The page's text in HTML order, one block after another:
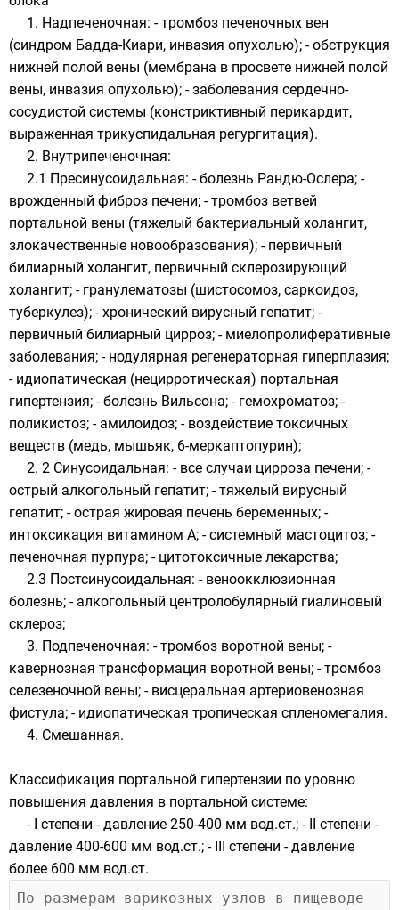
1. Надпеченочная: - тромбоз печеночных вен
(синдром Бадда-Киари, инвазия опухолью); - обструкция
нижней полой вены (мембрана в просвете нижней полой
вены, инвазия опухолью); - заболевания сердечно-
сосудистой системы (констриктивный перикардит,
выраженная трикуспидальная регургитация).
2. Внутрипеченочная:
2.1 Пресинусоидальная: - болезнь Рандю-Ослера; -
врожденный фиброз печени; - тромбоз ветвей
портальной вены (тяжелый бактериальный холангит,
злокачественные новообразования); - первичный
билиарный холангит, первичный склерозирующий
холангит; - гранулематозы (шистосомоз, саркоидоз,
туберкулез); - хронический вирусный гепатит; -
первичный билиарный цирроз; - миелопролиферативные
заболевания; - нодулярная регенераторная гиперплазия;
- идиопатическая (нецирротическая) портальная
гипертензия; - болезнь Вильсона; - гемохроматоз; -
поликистоз; - амилоидоз; - воздействие токсичных
веществ (медь, мышьяк, 6-меркаптопурин);
2. 2 Синусоидальная: - все случаи цирроза печени; -
острый алкогольный гепатит; - тяжелый вирусный
гепатит; - острая жировая печень беременных; -
интоксикация витамином А; - системный мастоцитоз; -
печеночная пурпура; - цитотоксичные лекарства;
2.3 Постсинусоидальная: - веноокклюзионная
болезнь; - алкогольный центролобулярный гиалиновый
склероз;
3. Подпеченочная: - тромбоз воротной вены; -
кавернозная трансформация воротной вены; - тромбоз
селезеночной вены; - висцеральная артериовенозная
фистула; - идиопатическая тропическая спленомегалия.
4. Смешанная.
Классификация портальной гипертензии по уровню
повышения давления в портальной системе:
- I степени - давление 250-400 мм вод.ст.; - II степени -
давление 400-600 мм вод.ст.; - III степени - давление
более 600 мм вод.ст.
По размерам варикозных узлов в пищеводе